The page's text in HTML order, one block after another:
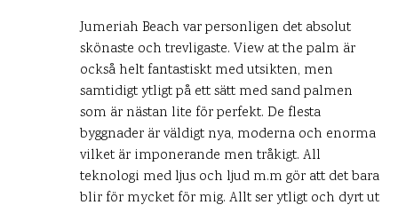
Jumeriah Beach var personligen det absolut
skönaste och trevligaste. View at the palm är
också helt fantastiskt med utsikten, men
samtidigt ytligt på ett sätt med sand palmen
som är nästan lite för perfekt. De flesta
byggnader är väldigt nya, moderna och enorma
vilket är imponerande men tråkigt. All
teknologi med ljus och ljud m.m gör att det bara
blir för mycket för mig. Allt ser ytligt och dyrt ut